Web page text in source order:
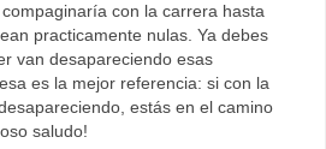
con la carrera hasta
practicamente nulas. Ya debes
van desapareciendo esas
es la mejor referencia: si con la
estás en el camino
saludo!